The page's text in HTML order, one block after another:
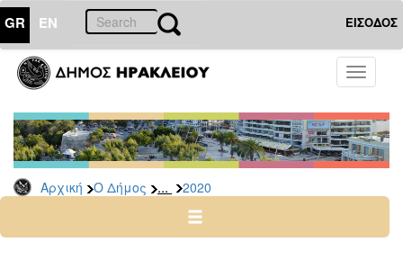
GR EN ΕΙΣΟΔΟΣ
Toggle
Αρχική Ο Δήμος ... 2020
ΔΗΜΟΣ
Δελτία
Τύπου
Αρχείο
2026
2024